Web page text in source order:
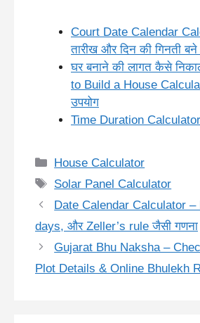
Court Date Calendar
तारीख और दिन की गिनती
घर बनाने की लागत कैसे
to Build a House
उपयोग
Time Duration Calculator
Categories
House Calculator
Tags
Solar Panel Calculator
Date Calendar Calculator –
days, और Zeller’s rule जैसी गणना
Gujarat Bhu Naksha –
Plot Details & Online Bhulekh